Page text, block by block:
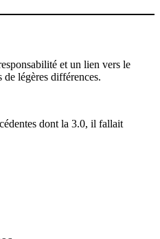
et un lien vers le
légères différences.
dont la 3.0, il fallait